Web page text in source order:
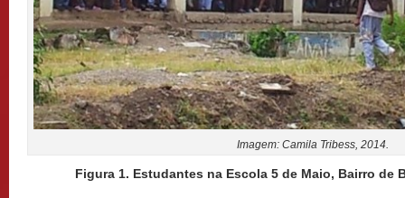
Imagem: Camila Tribess, 2014.
Figura 1. Estudantes na Escola 5 de Maio, Bairro de